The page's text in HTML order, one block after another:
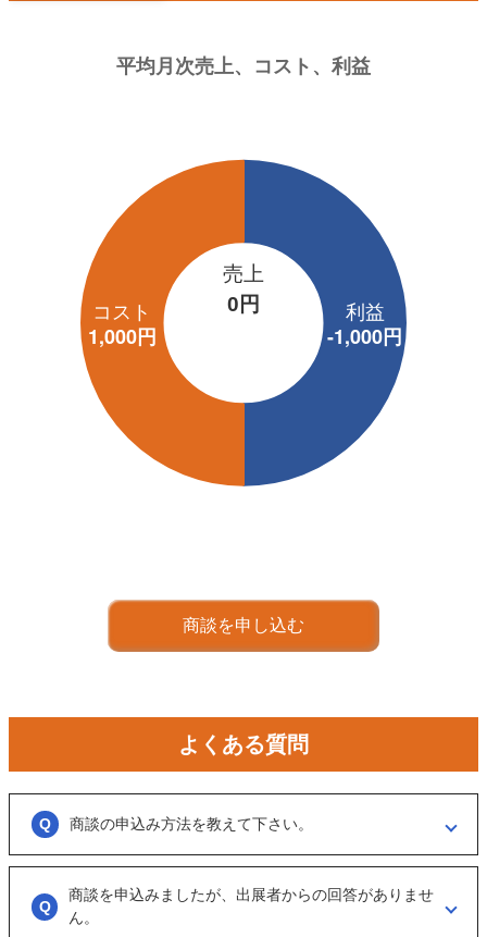
売上
0円
商談を申し込む
よくある質問
商談の申込み方法を教えて下さい。
「商談を申し込む」ボタンからお申し込みください。
商談といっても、急に条件、金額交渉を行う訳ではなくまずは、どのよ
うな事業をされているのか？
商談を申込みましたが、出展者からの回答がありませ
ん。